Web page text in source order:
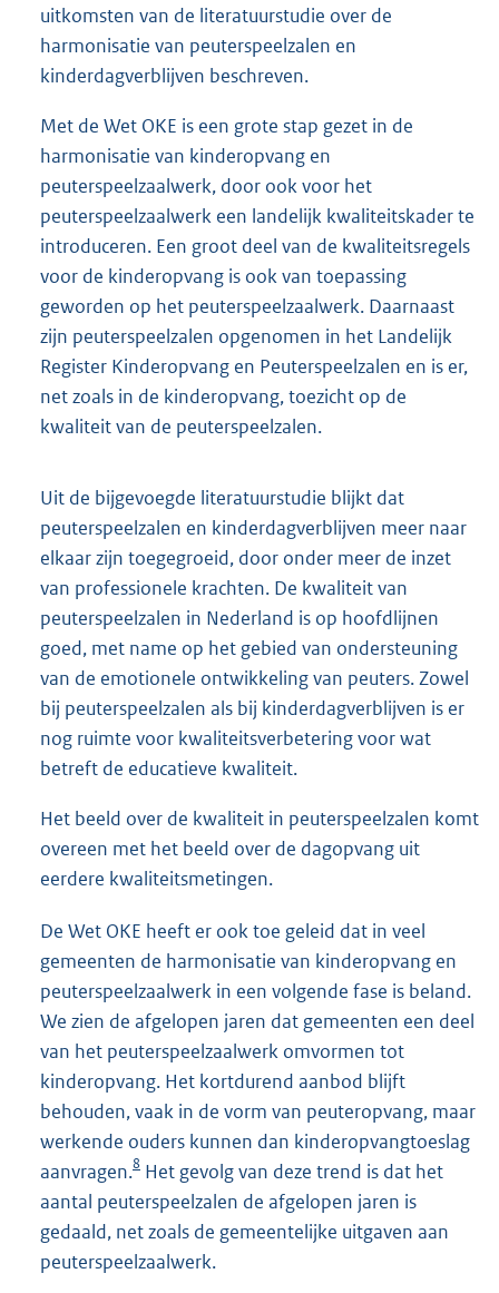
uitkomsten van de literatuurstudie over de
harmonisatie van peuterspeelzalen en
kinderdagverblijven beschreven.
Met de Wet OKE is een grote stap gezet in de
harmonisatie van kinderopvang en
peuterspeelzaalwerk, door ook voor het
peuterspeelzaalwerk een landelijk kwaliteitskader te
introduceren. Een groot deel van de kwaliteitsregels
voor de kinderopvang is ook van toepassing
geworden op het peuterspeelzaalwerk. Daarnaast
zijn peuterspeelzalen opgenomen in het Landelijk
Register Kinderopvang en Peuterspeelzalen en is er,
net zoals in de kinderopvang, toezicht op de
kwaliteit van de peuterspeelzalen.
Uit de bijgevoegde literatuurstudie blijkt dat
peuterspeelzalen en kinderdagverblijven meer naar
elkaar zijn toegegroeid, door onder meer de inzet
van professionele krachten. De kwaliteit van
peuterspeelzalen in Nederland is op hoofdlijnen
goed, met name op het gebied van ondersteuning
van de emotionele ontwikkeling van peuters. Zowel
bij peuterspeelzalen als bij kinderdagverblijven is er
nog ruimte voor kwaliteitsverbetering voor wat
betreft de educatieve kwaliteit.
Het beeld over de kwaliteit in peuterspeelzalen komt
overeen met het beeld over de dagopvang uit
eerdere kwaliteitsmetingen.
De Wet OKE heeft er ook toe geleid dat in veel
gemeenten de harmonisatie van kinderopvang en
peuterspeelzaalwerk in een volgende fase is beland.
We zien de afgelopen jaren dat gemeenten een deel
van het peuterspeelzaalwerk omvormen tot
kinderopvang. Het kortdurend aanbod blijft
behouden, vaak in de vorm van peuteropvang, maar
werkende ouders kunnen dan kinderopvangtoeslag
aanvragen.8 Het gevolg van deze trend is dat het
aantal peuterspeelzalen de afgelopen jaren is
gedaald, net zoals de gemeentelijke uitgaven aan
peuterspeelzaalwerk.